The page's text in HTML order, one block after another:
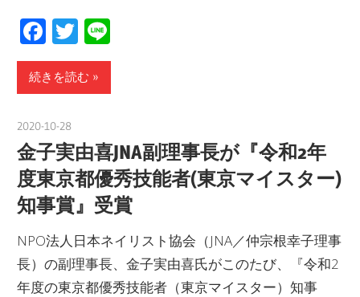
Facebook
Twitter
続きを読む
2020-10-28
金子実由喜JNA副理事長が『令和2年
度東京都優秀技能者(東京マイスター)
知事賞』受賞
NPO法人日本ネイリスト協会（JNA／仲宗根幸子理事
長）の副理事長、金子実由喜氏がこのたび、『令和2
年度の東京都優秀技能者（東京マイスター）知事